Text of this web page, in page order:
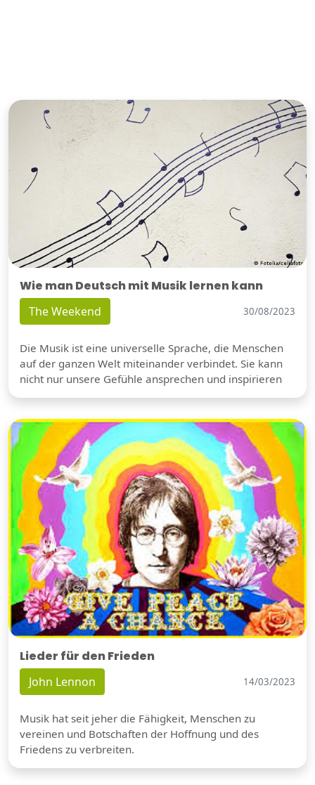
Wie man Deutsch mit Musik lernen kann
The Weekend 30/08/2023
Die Musik ist eine universelle Sprache, die Menschen
auf der ganzen Welt miteinander verbindet. Sie kann
nicht nur unsere Gefühle ansprechen und inspirieren
Lieder für den Frieden
John Lennon 14/03/2023
Musik hat seit jeher die Fähigkeit, Menschen zu
vereinen und Botschaften der Hoffnung und des
Friedens zu verbreiten.